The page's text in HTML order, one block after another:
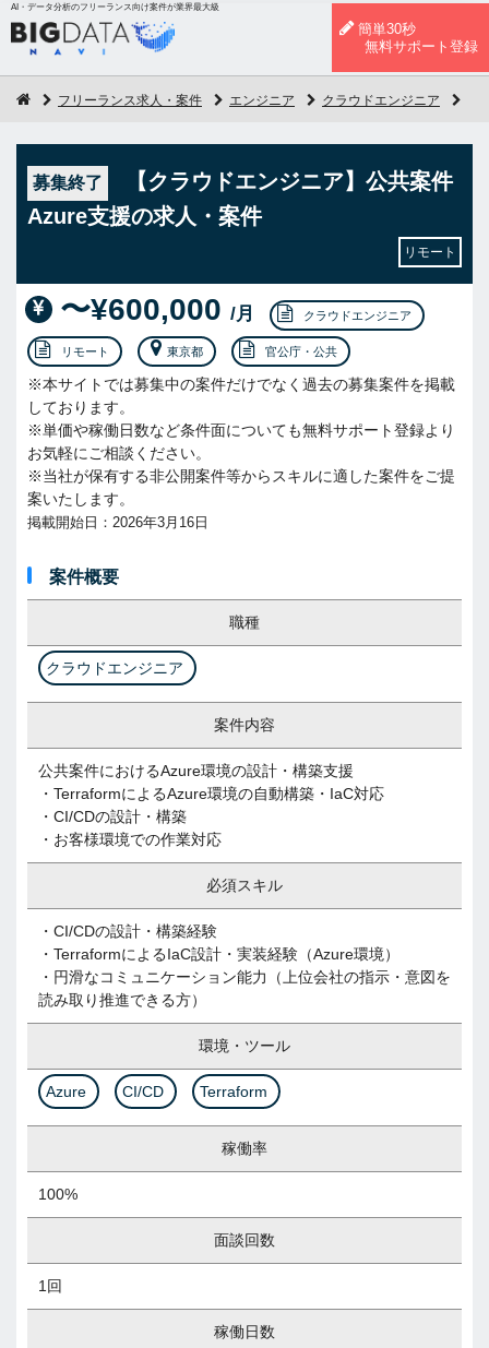
AI・データ分析のフリーランス向け案件が業界最大級
簡単30秒
無料サポート登録
フリーランス求人・案件 エンジニア クラウドエンジニア
募集終了
【クラウドエンジニア】公共案件
Azure支援の求人・案件
リモート
〜¥600,000 /月 クラウドエンジニア
リモート 東京都 官公庁・公共
※本サイトでは募集中の案件だけでなく過去の募集案件を掲載
しております。
※単価や稼働日数など条件面についても無料サポート登録より
お気軽にご相談ください。
※当社が保有する非公開案件等からスキルに適した案件をご提
案いたします。
掲載開始日：2026年3月16日
案件概要
職種
クラウドエンジニア
案件内容
公共案件におけるAzure環境の設計・構築支援
・TerraformによるAzure環境の自動構築・IaC対応
・CI/CDの設計・構築
・お客様環境での作業対応
必須スキル
・CI/CDの設計・構築経験
・TerraformによるIaC設計・実装経験（Azure環境）
・円滑なコミュニケーション能力（上位会社の指示・意図を
読み取り推進できる方）
環境・ツール
Azure CI/CD Terraform
稼働率
100%
面談回数
1回
稼働日数